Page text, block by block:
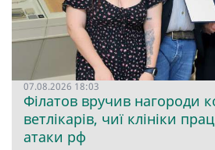
07.08.2026 18:03
Філатов вручив нагороди
ветлікарів, чиї клініки
атаки рф